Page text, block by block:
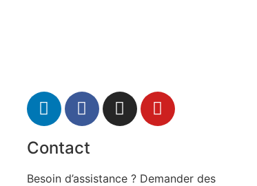
Contact
Besoin d’assistance ? Demander des